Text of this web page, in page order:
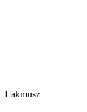
Lakmusz